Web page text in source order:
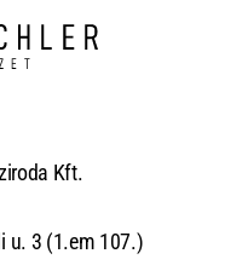
Kft.
u. 3 (1.em 107.)